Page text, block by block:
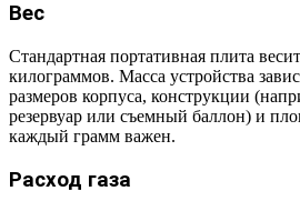
Вес
Стандартная портативная плита
килограммов. Масса устройства
размеров корпуса, конструкции
резервуар или съемный баллон) и
каждый грамм важен.
Расход газа